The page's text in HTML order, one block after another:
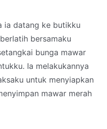
ia datang ke butikku
bersamaku
bunga mawar
Ia melakukannya
untuk menyiapkan
mawar merah